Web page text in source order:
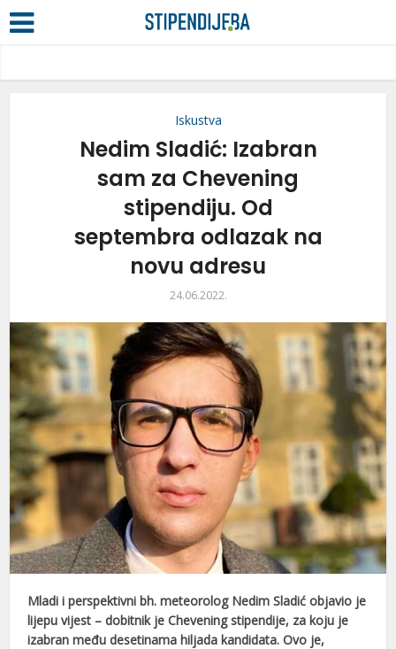
Iskustva
Nedim Sladić: Izabran
sam za Chevening
stipendiju. Od
septembra odlazak na
novu adresu
24.06.2022.
Mladi i perspektivni bh. meteorolog Nedim Sladić objavio je
lijepu vijest – dobitnik je Chevening stipendije, za koju je
izabran među desetinama hiljada kandidata. Ovo je,